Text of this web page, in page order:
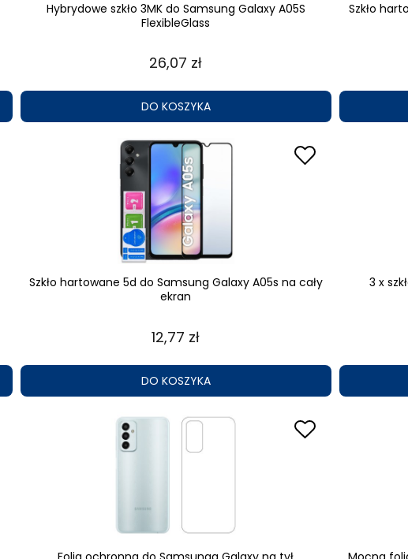
Hybrydowe szkło 3MK do Samsung Galaxy A05S
FlexibleGlass
26,07 zł
DO KOSZYKA
Szkło
Szkło hartowane 5d do Samsung Galaxy A05s na cały
ekran
12,77 zł
DO KOSZYKA
3 x